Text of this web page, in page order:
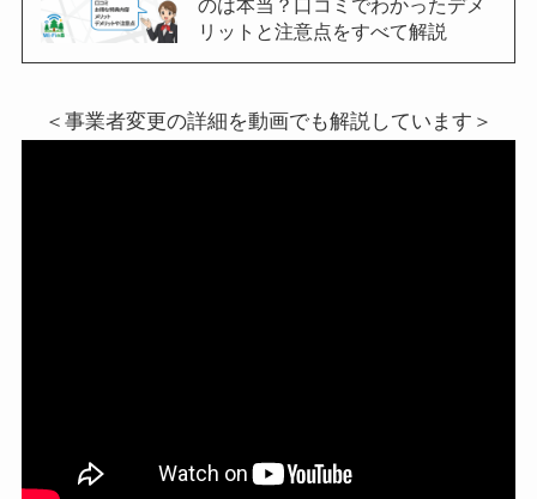
のは本当？口コミでわかったデメ
リットと注意点をすべて解説
＜事業者変更の詳細を動画でも解説しています＞